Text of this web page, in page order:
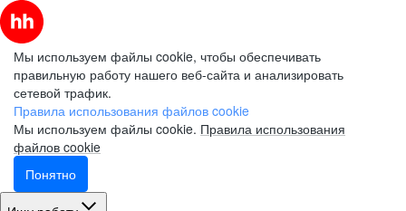
Мы используем файлы cookie, чтобы обеспечивать
правильную работу нашего веб-сайта и анализировать
сетевой трафик.
Правила использования файлов cookie
Мы используем файлы cookie. Правила использования
файлов cookie
Понятно